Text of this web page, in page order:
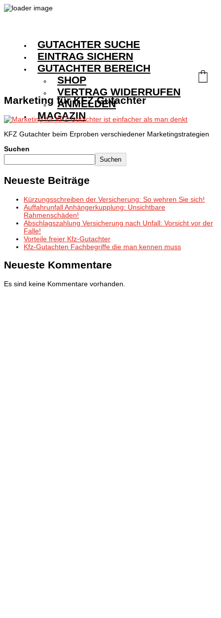
GUTACHTER SUCHE
EINTRAG SICHERN
GUTACHTER BEREICH
SHOP
VERTRAG WIDERRUFEN
ANMELDEN
MAGAZIN
Marketing für KFZ Gutachter
KFZ Gutachter beim Erproben verschiedener Marketingstrategien
Suchen
Suchen
Neueste Beiträge
Kürzungsschreiben der Versicherung: So wehren Sie sich!
Auffahrunfall Anhängerkupplung: Unsichtbare
Rahmenschäden!
Abschlagszahlung Versicherung nach Unfall: Vorsicht vor der
Falle!
Vorteile freier Kfz-Gutachter
Kfz-Gutachten Fachbegriffe die man kennen muss
Neueste Kommentare
Es sind keine Kommentare vorhanden.